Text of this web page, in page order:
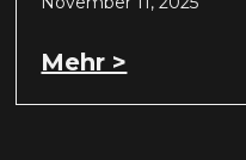
Mehr >